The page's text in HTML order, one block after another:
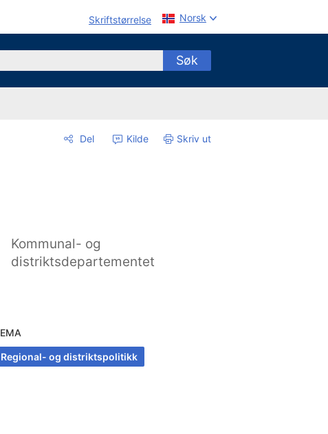
Skriftstørrelse Norsk
Søk
Del Kilde Skriv ut
Kommunal- og
distriktsdepartementet
Regional- og distriktspolitikk